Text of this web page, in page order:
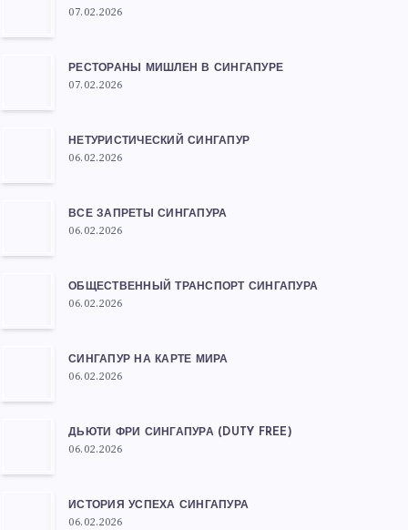
07.02.2026
РЕСТОРАНЫ МИШЛЕН В СИНГАПУРЕ
07.02.2026
НЕТУРИСТИЧЕСКИЙ СИНГАПУР
06.02.2026
ВСЕ ЗАПРЕТЫ СИНГАПУРА
06.02.2026
ОБЩЕСТВЕННЫЙ ТРАНСПОРТ СИНГАПУРА
06.02.2026
СИНГАПУР НА КАРТЕ МИРА
06.02.2026
ДЬЮТИ ФРИ СИНГАПУРА (DUTY FREE)
06.02.2026
ИСТОРИЯ УСПЕХА СИНГАПУРА
06.02.2026